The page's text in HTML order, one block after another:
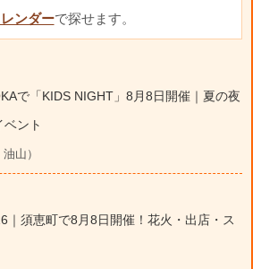
ンダーで探せます。
で「KIDS NIGHT」8月8日開催｜夏の夜
ント
山）
｜須恵町で8月8日開催！花火・出店・ス